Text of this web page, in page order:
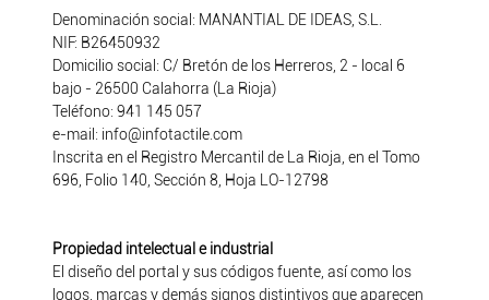
Denominación social: MANANTIAL DE IDEAS, S.L.
NIF: B26450932
Domicilio social: C/ Bretón de los Herreros, 2 - local 6
bajo - 26500 Calahorra (La Rioja)
Teléfono: 941 145 057
e-mail: info@infotactile.com
Inscrita en el Registro Mercantil de La Rioja, en el Tomo
696, Folio 140, Sección 8, Hoja LO-12798
Propiedad intelectual e industrial
El diseño del portal y sus códigos fuente, así como los
logos, marcas y demás signos distintivos que aparecen